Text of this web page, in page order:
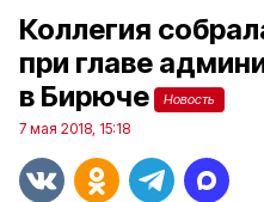
Коллегия
при главе
в Бирюче
Новость
7 мая 2018, 15:18